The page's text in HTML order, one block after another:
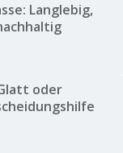
Langlebig,
oder